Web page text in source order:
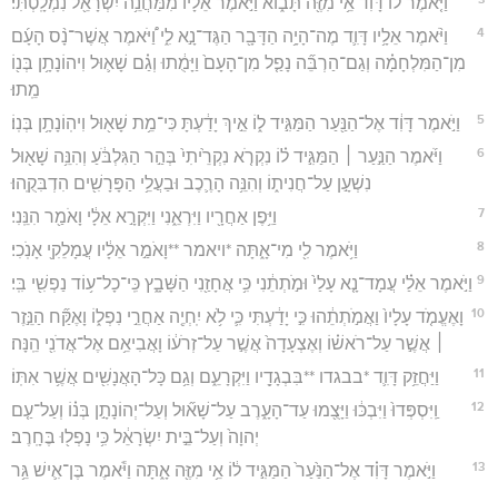
4
וַיֹּ֨אמֶר אֵלָ֥יו דָּוִ֛ד מֶה־הָיָ֥ה הַדָּבָ֖ר הַגֶּד־נָ֣א לִ֑י וַ֠יֹּאמֶר אֲשֶׁר־נָ֨ס הָעָ֜ם
מִן־הַמִּלְחָמָ֗ה וְגַם־הַרְבֵּ֞ה נָפַ֤ל מִן־הָעָם֙ וַיָּמֻ֔תוּ וְגַ֗ם שָׁא֛וּל וִיהוֹנָתָ֥ן בְּנ֖וֹ
מֵֽתוּ׃
5 וַיֹּ֣אמֶר דָּוִ֔ד אֶל־הַנַּ֖עַר הַמַּגִּ֣יד ל֑וֹ אֵ֣יךְ יָדַ֔עְתָּ כִּי־מֵ֥ת שָׁא֖וּל וִיהֽוֹנָתָ֥ן בְּנֽוֹ׃
6
וַיֹּ֜אמֶר הַנַּ֣עַר ׀ הַמַּגִּ֣יד ל֗וֹ נִקְרֹ֤א נִקְרֵ֙יתִי֙ בְּהַ֣ר הַגִּלְבֹּ֔עַ וְהִנֵּ֥ה שָׁא֖וּל
נִשְׁעָ֣ן עַל־חֲנִית֑וֹ וְהִנֵּ֥ה הָרֶ֛כֶב וּבַעֲלֵ֥י הַפָּרָשִׁ֖ים הִדְבִּקֻֽהוּ׃
7 וַיִּ֥פֶן אַחֲרָ֖יו וַיִּרְאֵ֑נִי וַיִּקְרָ֣א אֵלָ֔י וָאֹמַ֖ר הִנֵּֽנִי׃
8 וַיֹּ֥אמֶר לִ֖י מִי־אָ֑תָּה *ויאמר **וָאֹמַ֣ר אֵלָ֔יו עֲמָלֵקִ֖י אָנֹֽכִי׃
9 וַיֹּ֣אמֶר אֵלַ֗י עֲמָד־נָ֤א עָלַי֙ וּמֹ֣תְתֵ֔נִי כִּ֥י אֲחָזַ֖נִי הַשָּׁבָ֑ץ כִּֽי־כָל־ע֥וֹד נַפְשִׁ֖י בִּֽי׃
10
וָאֶעֱמֹ֤ד עָלָיו֙ וַאֲמֹ֣תְתֵ֔הוּ כִּ֣י יָדַ֔עְתִּי כִּ֛י לֹ֥א יִֽחְיֶ֖ה אַחֲרֵ֣י נִפְל֑וֹ וָאֶקַּ֞ח הַנֵּ֣זֶר
׀ אֲשֶׁ֣ר עַל־רֹאשׁ֗וֹ וְאֶצְעָדָה֙ אֲשֶׁ֣ר עַל־זְרֹע֔וֹ וָאֲבִיאֵ֥ם אֶל־אֲדֹנִ֖י הֵֽנָּה׃
11 וַיַּחֲזֵ֥ק דָּוִ֛ד *בבגדו **בִּבְגָדָ֖יו וַיִּקְרָעֵ֑ם וְגַ֥ם כָּל־הָאֲנָשִׁ֖ים אֲשֶׁ֥ר אִתּֽוֹ׃
12
וַֽיִּסְפְּדוּ֙ וַיִּבְכּ֔וּ וַיָּצֻ֖מוּ עַד־הָעָ֑רֶב עַל־שָׁא֞וּל וְעַל־יְהוֹנָתָ֣ן בְּנ֗וֹ וְעַל־עַ֤ם
יְהוָה֙ וְעַל־בֵּ֣ית יִשְׂרָאֵ֔ל כִּ֥י נָפְל֖וּ בֶּחָֽרֶב׃
13
וַיֹּ֣אמֶר דָּוִ֗ד אֶל־הַנַּ֙עַר֙ הַמַּגִּ֣יד ל֔וֹ אֵ֥י מִזֶּ֖ה אָ֑תָּה וַיֹּ֕אמֶר בֶּן־אִ֛ישׁ גֵּ֥ר